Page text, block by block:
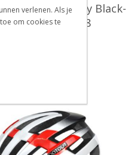
Targa Shiny Black-
Shiny Lime / 54-58
Minder dan 5 stuks
verlenen. Als je
om cookies te